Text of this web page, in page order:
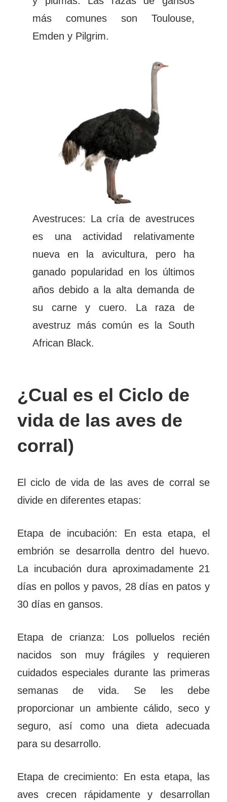
más comunes son Toulouse,
Emden y Pilgrim.
Avestruces: La cría de avestruces
es una actividad relativamente
nueva en la avicultura, pero ha
ganado popularidad en los últimos
años debido a la alta demanda de
su carne y cuero. La raza de
avestruz más común es la South
African Black.
¿Cual es el Ciclo de
vida de las aves de
corral)
El ciclo de vida de las aves de corral se
divide en diferentes etapas:
Etapa de incubación: En esta etapa, el
embrión se desarrolla dentro del huevo.
La incubación dura aproximadamente 21
días en pollos y pavos, 28 días en patos y
30 días en gansos.
Etapa de crianza: Los polluelos recién
nacidos son muy frágiles y requieren
cuidados especiales durante las primeras
semanas de vida. Se les debe
proporcionar un ambiente cálido, seco y
seguro, así como una dieta adecuada
para su desarrollo.
Etapa de crecimiento: En esta etapa, las
aves crecen rápidamente y desarrollan